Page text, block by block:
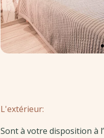
L'extérieur:
Sont à votre disposition à